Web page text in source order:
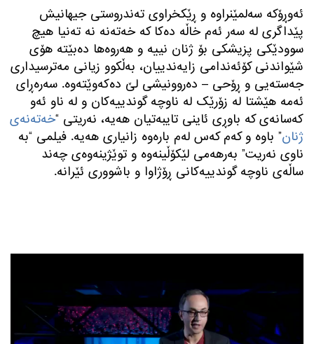
ئەوڕۆکه سەلمێنراوه و ڕێکخراوی تەندروستی جیهانیش
پێداگری له سەر ئەم خاڵه دەکا که خەتەنه نه تەنیا هیچ
سوودێکی پزیشکی بۆ ژنان نییه و هەروەها دەبێته هۆی
شێواندنی کۆئەندامی زایەندییان، بەڵکوو زیانی مەترسیداری
جەستەیی و ڕۆحی – دەروونیشی لێ دەکەوێتەوه. سەرەڕای
ئەمه هێشتا له زۆرێک له ناوچە گوندییەکان و له ناو ئەو
کەسانەی که باوڕی ئاینی تایبەتیان هەیه، نەریتی “خەتەنەی
ژنان” باوه و کەم کەس لەم بارەوه زانیاری هەیه. فیلمی “به
ناوی نەریت” بەرهەمی لێکۆڵینەوه و توێژینەوەی چەند
ساڵەی ناوچه گوندییەکانی ڕۆژاوا و باشووری ئێرانه.